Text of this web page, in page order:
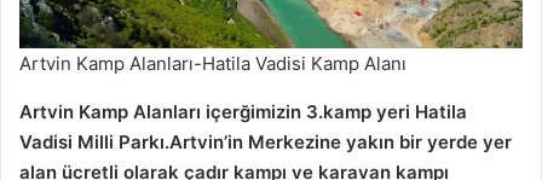
Artvin Kamp Alanları-Hatila Vadisi Kamp Alanı
Artvin Kamp Alanları içerğimizin 3.kamp yeri Hatila
Vadisi Milli Parkı.Artvin’in Merkezine yakın bir yerde yer
alan ücretli olarak çadır kampı ve karavan kampı